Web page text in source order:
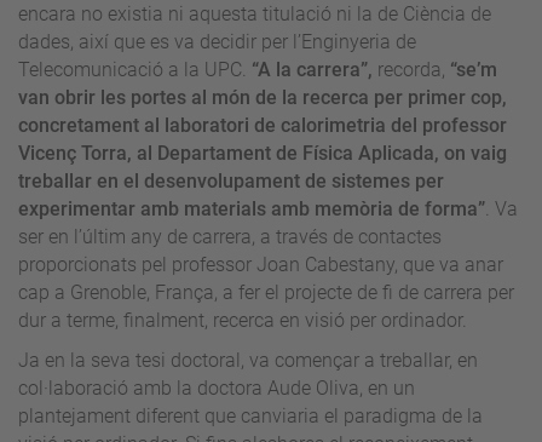
encara no existia ni aquesta titulació ni la de Ciència de
dades, així que es va decidir per l’Enginyeria de
Telecomunicació a la UPC. “A la carrera”, recorda, “se’m
van obrir les portes al món de la recerca per primer cop,
concretament al laboratori de calorimetria del professor
Vicenç Torra, al Departament de Física Aplicada, on vaig
treballar en el desenvolupament de sistemes per
experimentar amb materials amb memòria de forma” . Va
ser en l’últim any de carrera, a través de contactes
proporcionats pel professor Joan Cabestany, que va anar
cap a Grenoble, França, a fer el projecte de fi de carrera per
dur a terme, finalment, recerca en visió per ordinador.
Ja en la seva tesi doctoral, va començar a treballar, en
col·laboració amb la doctora Aude Oliva, en un
plantejament diferent que canviaria el paradigma de la